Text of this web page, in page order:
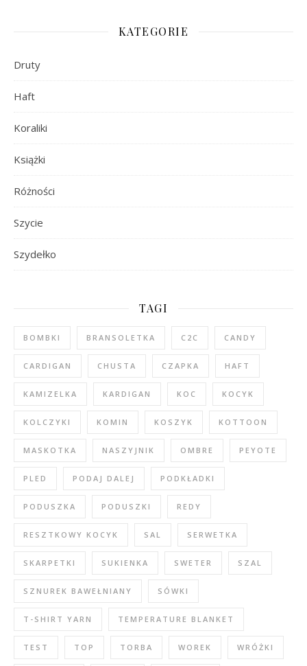
KATEGORIE
Druty
Haft
Koraliki
Książki
Różności
Szycie
Szydełko
TAGI
BOMBKI BRANSOLETKA C2C CANDY
CARDIGAN CHUSTA CZAPKA HAFT
KAMIZELKA KARDIGAN KOC KOCYK
KOLCZYKI KOMIN KOSZYK KOTTOON
MASKOTKA NASZYJNIK OMBRE PEYOTE
PLED PODAJ DALEJ PODKŁADKI
PODUSZKA PODUSZKI REDY
RESZTKOWY KOCYK SAL SERWETKA
SKARPETKI SUKIENKA SWETER SZAL
SZNUREK BAWEŁNIANY SÓWKI
T-SHIRT YARN TEMPERATURE BLANKET
TEST TOP TORBA WOREK WRÓŻKI